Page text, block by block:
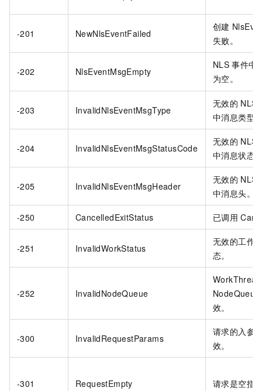
-201 NewNlsEventFailed
创建
失败。
-202 NlsEventMsgEmpty
NLS 事件中
为空。
-203 InvalidNlsEventMsgType
无效的 NLS
中消息类型
-204 InvalidNlsEventMsgStatusCode
无效的 NLS
中消息状态
-205 InvalidNlsEventMsgHeader
无效的 NLS
中消息头。
-250 CancelledExitStatus 已调用
-251 InvalidWorkStatus
无效的工作
态。
-252 InvalidNodeQueue
WorkThread
NodeQueue
效。
-300 InvalidRequestParams
请求的入参
效。
-301 RequestEmpty 请求是空指